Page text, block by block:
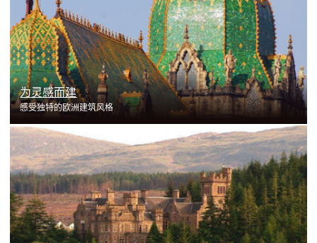
为灵感而建
感受独特的欧洲建筑风格
了解更多
了解更多